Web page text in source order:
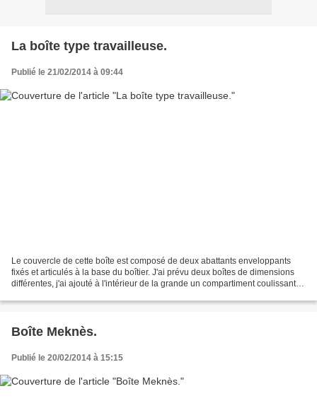
La boîte type travailleuse.
Publié le 21/02/2014 à 09:44
Le couvercle de cette boîte est composé de deux abattants enveloppants
fixés et articulés à la base du boîtier. J'ai prévu deux boîtes de dimensions
différentes, j'ai ajouté à l'intérieur de la grande un compartiment coulissant.
Boîte Meknès.
Publié le 20/02/2014 à 15:15